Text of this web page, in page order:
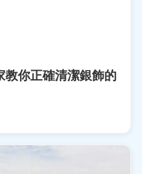
教你正確清潔銀飾的